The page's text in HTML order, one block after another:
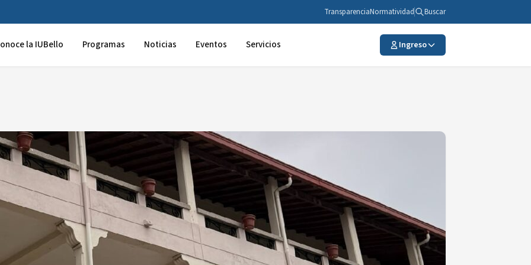
TransparenciaNormatividad Buscar
la IUBello Programas Noticias Eventos Servicios Ingreso